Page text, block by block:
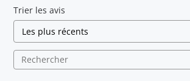
Trier les avis